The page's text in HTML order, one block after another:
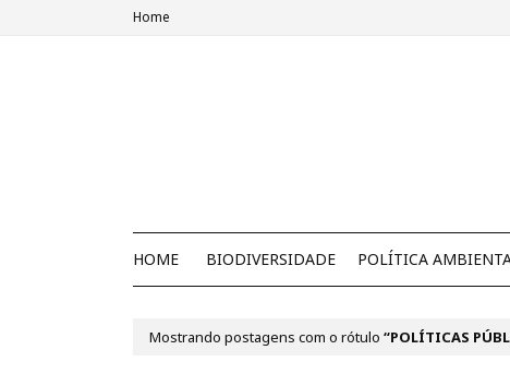
Home
HOME BIODIVERSIDADE POLÍTICA
Mostrando postagens com o rótulo POLÍTICAS